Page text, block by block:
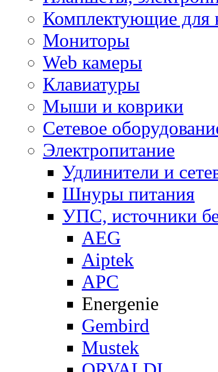
Комплектующие для
Мониторы
Web камеры
Клавиатуры
Мыши и коврики
Сетевое
Электропитание
Удлинители и
Шнуры питания
УПС, источники
AEG
Aiptek
APC
Energenie
Gembird
Mustek